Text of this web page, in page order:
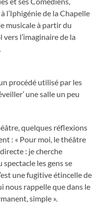
l’Iphigénie de la Chapelle
musicale à partir du
vers l’imaginaire de la
procédé utilisé par les
une salle un peu
quelques réflexions
: « Pour moi, le théâtre
: je cherche
spectacle les gens se
une fugitive étincelle de
nous rappelle que dans le
simple ».